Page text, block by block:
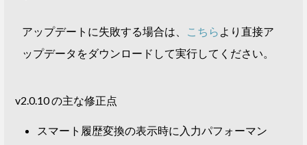
アップデートに失敗する場合は、 こちら より直接ア
ップデータをダウンロードして実行してください。
v2.0.10 の主な修正点
スマート履歴変換の表示時に入力パフォーマン